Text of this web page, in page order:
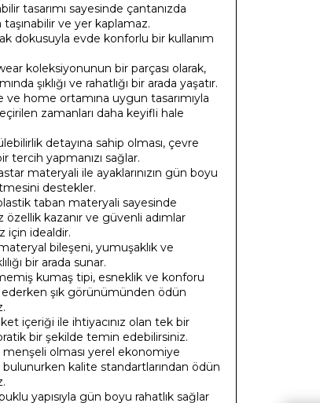
tasarımı sayesinde çantanızda
taşınabilir ve yer kaplamaz.
dokusuyla evde konforlu bir kullanım
koleksiyonunun bir parçası olarak,
şıklığı ve rahatlığı bir arada yaşatır.
ve home ortamına uygun tasarımıyla
zamanları daha keyifli hale
detayına sahip olması, çevre
tercih yapmanızı sağlar.
materyali ile ayaklarınızın gün boyu
destekler.
taban materyali sayesinde
özellik kazanır ve güvenli adımlar
için idealdir.
bileşeni, yumuşaklık ve
bir arada sunar.
kumaş tipi, esneklik ve konforu
şık görünümünden ödün
içeriği ile ihtiyacınız olan tek bir
bir şekilde temin edebilirsiniz.
menşeli olması yerel ekonomiye
bulunurken kalite standartlarından ödün
yapısıyla gün boyu rahatlık sağlar